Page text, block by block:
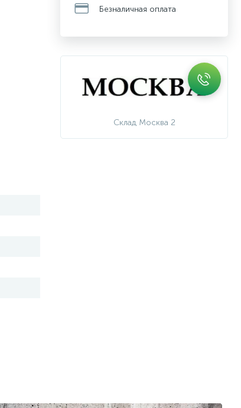
Безналичная оплата
Склад Москва 2